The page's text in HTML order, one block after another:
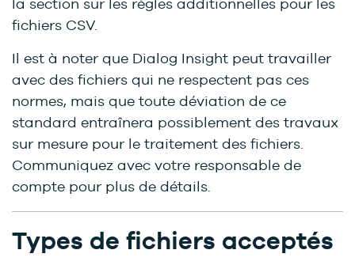
la section sur les règles additionnelles pour les
fichiers CSV.
Il est à noter que Dialog Insight peut travailler
avec des fichiers qui ne respectent pas ces
normes, mais que toute déviation de ce
standard entraînera possiblement des travaux
sur mesure pour le traitement des fichiers.
Communiquez avec votre responsable de
compte pour plus de détails.
Types de fichiers acceptés